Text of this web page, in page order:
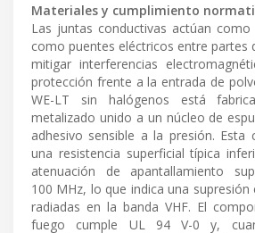
Materiales y cumplimiento
Las juntas conductivas actúan
como puentes eléctricos entre partes
mitigar interferencias
protección frente a la entrada de
WE-LT sin halógenos está
metalizado unido a un núcleo de
adhesivo sensible a la presión. Esta
una resistencia superficial típica
atenuación de apantallamiento
100 MHz, lo que indica una
radiadas en la banda VHF. El
fuego cumple UL 94 V-0 y,